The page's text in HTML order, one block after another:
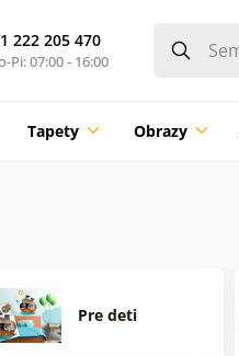
222 205 470
Pi: 07:00 - 16:00
Tapety Obrazy
Pre deti